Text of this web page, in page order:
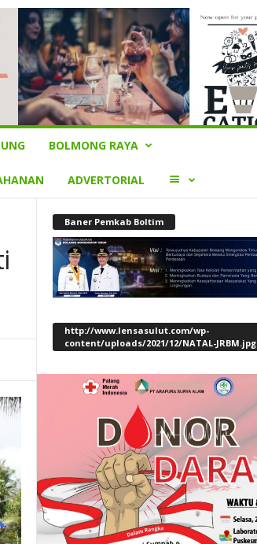
BOLMONG RAYA
ADVERTORIAL LAINNYA
Baner Pemkab Boltim
http://www.lensasulut.com/wp-
content/uploads/2021/12/NATAL-JRBM.jpg